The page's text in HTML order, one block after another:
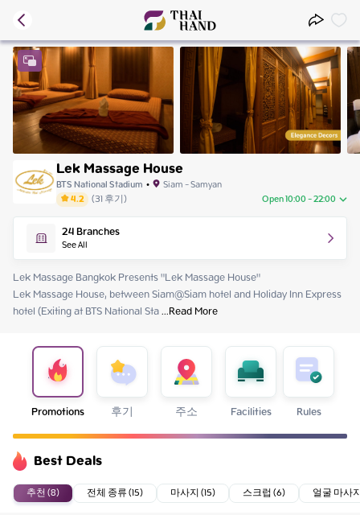
Lek Massage House
BTS National Stadium • Siam - Samyan
4.2 (31후기) Open 10:00 - 22:00
Thursday 10:00 - 22:00
Friday 10:00 - 22:00
Saturday 10:00 - 22:00
Sunday
Monday 10:00 - 22:00
Tuesday
24Branches
See All
Lek Massage Bangkok Presents "Lek Massage House"
Lek Massage House, between Siam@Siam hotel and Holiday Inn Express
hotel (Exiting at BTS National Sta ...Read More
Promotions 후기 주소 Facilities Rules
Best Deals
추천 (8) 전체 종류 (15) 마사지 (15) 스크럽 (6) 얼굴 마사